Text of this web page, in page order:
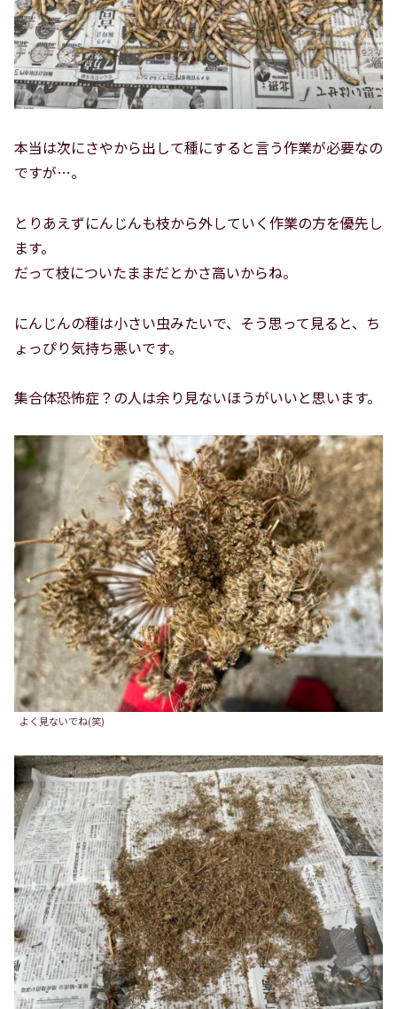
本当は次にさやから出して種にすると言う作業が必要なの
ですが…。
とりあえずにんじんも枝から外していく作業の方を優先し
ます。
だって枝についたままだとかさ高いからね。
にんじんの種は小さい虫みたいで、そう思って見ると、ち
ょっぴり気持ち悪いです。
集合体恐怖症？の人は余り見ないほうがいいと思います。
よく見ないでね(笑)